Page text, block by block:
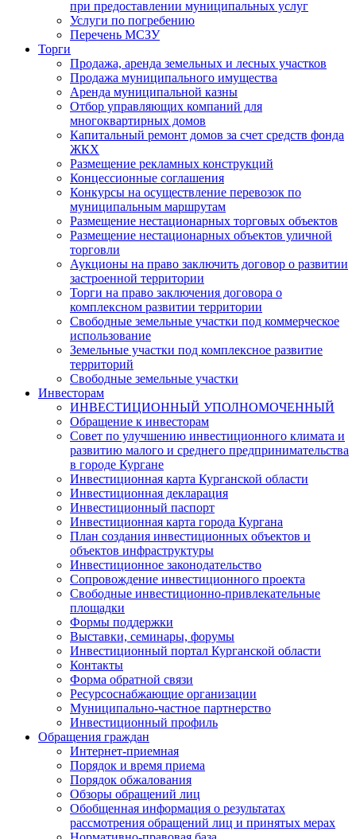
при предоставлении муниципальных услуг
Услуги по погребению
Перечень МСЗУ
Торги
Продажа, аренда земельных и лесных участков
Продажа муниципального имущества
Аренда муниципальной казны
Отбор управляющих компаний для
многоквартирных домов
Капитальный ремонт домов за счет средств фонда
ЖКХ
Размещение рекламных конструкций
Концессионные соглашения
Конкурсы на осуществление перевозок по
муниципальным маршрутам
Размещение нестационарных торговых объектов
Размещение нестационарных объектов уличной
торговли
Аукционы на право заключить договор о развитии
застроенной территории
Торги на право заключения договора о
комплексном развитии территории
Свободные земельные участки под коммерческое
использование
Земельные участки под комплексное развитие
территорий
Свободные земельные участки
Инвесторам
ИНВЕСТИЦИОННЫЙ УПОЛНОМОЧЕННЫЙ
Обращение к инвесторам
Совет по улучшению инвестиционного климата и
развитию малого и среднего предпринимательства
в городе Кургане
Инвестиционная карта Курганской области
Инвестиционная декларация
Инвестиционный паспорт
Инвестиционная карта города Кургана
План создания инвестиционных объектов и
объектов инфраструктуры
Инвестиционное законодательство
Сопровождение инвестиционного проекта
Свободные инвестиционно-привлекательные
площадки
Формы поддержки
Выставки, семинары, форумы
Инвестиционный портал Курганской области
Контакты
Форма обратной связи
Ресурсоснабжающие организации
Муниципально-частное партнерство
Инвестиционный профиль
Обращения граждан
Интернет-приемная
Порядок и время приема
Порядок обжалования
Обзоры обращений лиц
Обобщенная информация о результатах
рассмотрения обращений лиц и принятых мерах